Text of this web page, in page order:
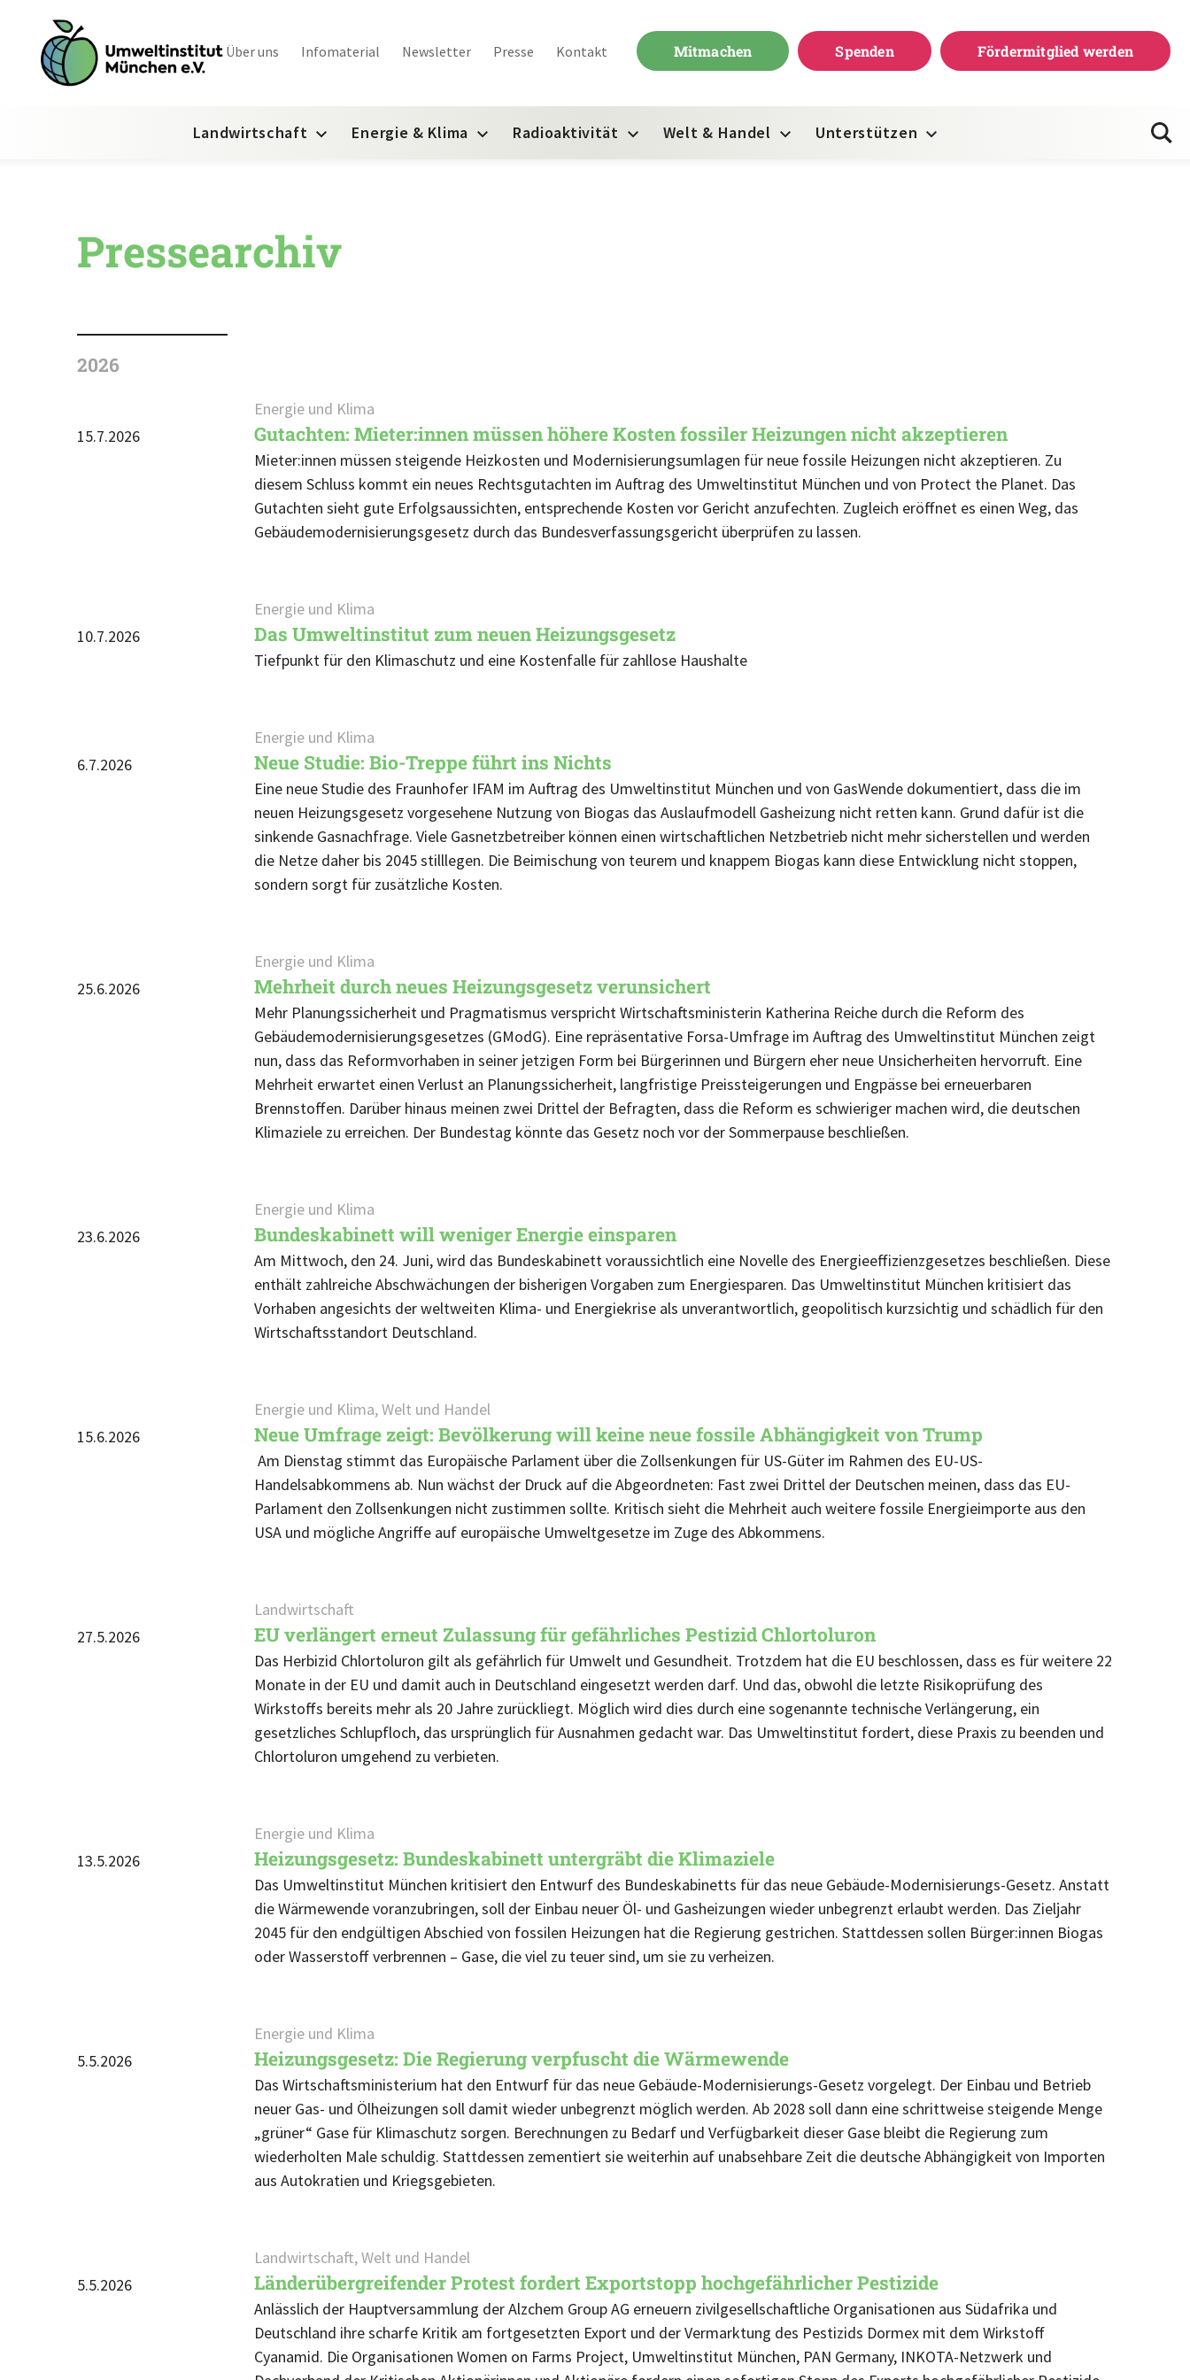
Über uns Infomaterial Newsletter Presse Kontakt Mitmachen Spenden Fördermitglied werden
Landwirtschaft Energie & Klima Radioaktivität Welt & Handel Unterstützen
Pressearchiv
2026
Energie und Klima
Gutachten: Mieter:innen müssen höhere Kosten fossiler Heizungen nicht akzeptieren
Mieter:innen müssen steigende Heizkosten und Modernisierungsumlagen für neue fossile Heizungen nicht akzeptieren. Zu
diesem Schluss kommt ein neues Rechtsgutachten im Auftrag des Umweltinstitut München und von Protect the Planet. Das
Gutachten sieht gute Erfolgsaussichten, entsprechende Kosten vor Gericht anzufechten. Zugleich eröffnet es einen Weg, das
Gebäudemodernisierungsgesetz durch das Bundesverfassungsgericht überprüfen zu lassen.
15.7.2026
Energie und Klima
Das Umweltinstitut zum neuen Heizungsgesetz
Tiefpunkt für den Klimaschutz und eine Kostenfalle für zahllose Haushalte
10.7.2026
Energie und Klima
Neue Studie: Bio-Treppe führt ins Nichts
Eine neue Studie des Fraunhofer IFAM im Auftrag des Umweltinstitut München und von GasWende dokumentiert, dass die im
neuen Heizungsgesetz vorgesehene Nutzung von Biogas das Auslaufmodell Gasheizung nicht retten kann. Grund dafür ist die
sinkende Gasnachfrage. Viele Gasnetzbetreiber können einen wirtschaftlichen Netzbetrieb nicht mehr sicherstellen und werden
die Netze daher bis 2045 stilllegen. Die Beimischung von teurem und knappem Biogas kann diese Entwicklung nicht stoppen,
sondern sorgt für zusätzliche Kosten.
6.7.2026
Energie und Klima
Mehrheit durch neues Heizungsgesetz verunsichert
Mehr Planungssicherheit und Pragmatismus verspricht Wirtschaftsministerin Katherina Reiche durch die Reform des
Gebäudemodernisierungsgesetzes (GModG). Eine repräsentative Forsa-Umfrage im Auftrag des Umweltinstitut München zeigt
nun, dass das Reformvorhaben in seiner jetzigen Form bei Bürgerinnen und Bürgern eher neue Unsicherheiten hervorruft. Eine
Mehrheit erwartet einen Verlust an Planungssicherheit, langfristige Preissteigerungen und Engpässe bei erneuerbaren
Brennstoffen. Darüber hinaus meinen zwei Drittel der Befragten, dass die Reform es schwieriger machen wird, die deutschen
Klimaziele zu erreichen. Der Bundestag könnte das Gesetz noch vor der Sommerpause beschließen.
25.6.2026
Energie und Klima
Bundeskabinett will weniger Energie einsparen
Am Mittwoch, den 24. Juni, wird das Bundeskabinett voraussichtlich eine Novelle des Energieeffizienzgesetzes beschließen. Diese
enthält zahlreiche Abschwächungen der bisherigen Vorgaben zum Energiesparen. Das Umweltinstitut München kritisiert das
Vorhaben angesichts der weltweiten Klima- und Energiekrise als unverantwortlich, geopolitisch kurzsichtig und schädlich für den
Wirtschaftsstandort Deutschland.
23.6.2026
Energie und Klima, Welt und Handel
Neue Umfrage zeigt: Bevölkerung will keine neue fossile Abhängigkeit von Trump
Am Dienstag stimmt das Europäische Parlament über die Zollsenkungen für US-Güter im Rahmen des EU-US-
Handelsabkommens ab. Nun wächst der Druck auf die Abgeordneten: Fast zwei Drittel der Deutschen meinen, dass das EU-
Parlament den Zollsenkungen nicht zustimmen sollte. Kritisch sieht die Mehrheit auch weitere fossile Energieimporte aus den
USA und mögliche Angriffe auf europäische Umweltgesetze im Zuge des Abkommens.
15.6.2026
Landwirtschaft
EU verlängert erneut Zulassung für gefährliches Pestizid Chlortoluron
Das Herbizid Chlortoluron gilt als gefährlich für Umwelt und Gesundheit. Trotzdem hat die EU beschlossen, dass es für weitere 22
Monate in der EU und damit auch in Deutschland eingesetzt werden darf. Und das, obwohl die letzte Risikoprüfung des
Wirkstoffs bereits mehr als 20 Jahre zurückliegt. Möglich wird dies durch eine sogenannte technische Verlängerung, ein
gesetzliches Schlupfloch, das ursprünglich für Ausnahmen gedacht war. Das Umweltinstitut fordert, diese Praxis zu beenden und
Chlortoluron umgehend zu verbieten.
27.5.2026
Energie und Klima
Heizungsgesetz: Bundeskabinett untergräbt die Klimaziele
Das Umweltinstitut München kritisiert den Entwurf des Bundeskabinetts für das neue Gebäude-Modernisierungs-Gesetz. Anstatt
die Wärmewende voranzubringen, soll der Einbau neuer Öl- und Gasheizungen wieder unbegrenzt erlaubt werden. Das Zieljahr
2045 für den endgültigen Abschied von fossilen Heizungen hat die Regierung gestrichen. Stattdessen sollen Bürger:innen Biogas
oder Wasserstoff verbrennen – Gase, die viel zu teuer sind, um sie zu verheizen.
13.5.2026
Energie und Klima
Heizungsgesetz: Die Regierung verpfuscht die Wärmewende
Das Wirtschaftsministerium hat den Entwurf für das neue Gebäude-Modernisierungs-Gesetz vorgelegt. Der Einbau und Betrieb
neuer Gas- und Ölheizungen soll damit wieder unbegrenzt möglich werden. Ab 2028 soll dann eine schrittweise steigende Menge
„grüner“ Gase für Klimaschutz sorgen. Berechnungen zu Bedarf und Verfügbarkeit dieser Gase bleibt die Regierung zum
wiederholten Male schuldig. Stattdessen zementiert sie weiterhin auf unabsehbare Zeit die deutsche Abhängigkeit von Importen
aus Autokratien und Kriegsgebieten.
5.5.2026
Landwirtschaft, Welt und Handel
Länderübergreifender Protest fordert Exportstopp hochgefährlicher Pestizide
Anlässlich der Hauptversammlung der Alzchem Group AG erneuern zivilgesellschaftliche Organisationen aus Südafrika und
Deutschland ihre scharfe Kritik am fortgesetzten Export und der Vermarktung des Pestizids Dormex mit dem Wirkstoff
Cyanamid. Die Organisationen Women on Farms Project, Umweltinstitut München, PAN Germany, INKOTA-Netzwerk und
5.5.2026